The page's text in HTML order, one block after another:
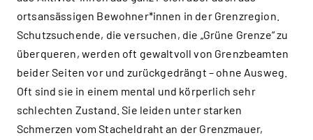
ortsansässigen Bewohner*innen in der Grenzregion.
Schutzsuchende, die versuchen, die „Grüne Grenze“ zu
überqueren, werden oft gewaltvoll von Grenzbeamten
beider Seiten vor und zurückgedrängt – ohne Ausweg.
Oft sind sie in einem mental und körperlich sehr
schlechten Zustand. Sie leiden unter starken
Schmerzen vom Stacheldraht an der Grenzmauer,